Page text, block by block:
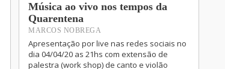
Música ao vivo nos tempos da
Quarentena
MARCOS NOBREGA
Apresentação por live nas redes sociais no
dia 04/04/20 as 21hs com extensão de
palestra (work shop) de canto e violão